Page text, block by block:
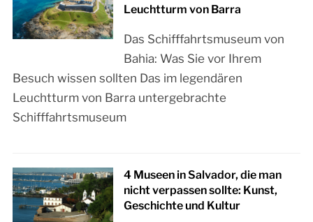
Leuchtturm von Barra
Das Schifffahrtsmuseum von
Bahia: Was Sie vor Ihrem
Besuch wissen sollten Das im legendären
Leuchtturm von Barra untergebrachte
Schifffahrtsmuseum
4 Museen in Salvador, die man
nicht verpassen sollte: Kunst,
Geschichte und Kultur